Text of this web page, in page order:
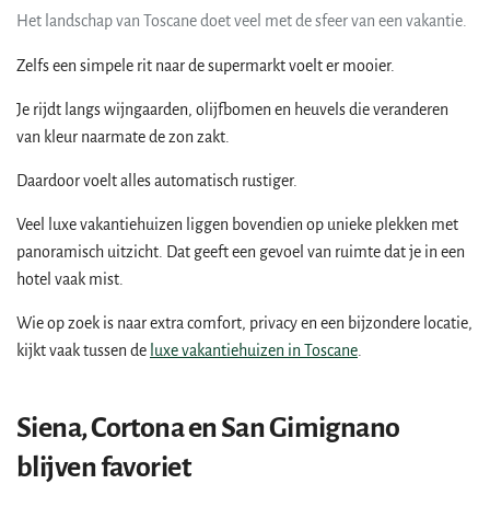
Het landschap van Toscane doet veel met de sfeer van een vakantie.
Zelfs een simpele rit naar de supermarkt voelt er mooier.
Je rijdt langs wijngaarden, olijfbomen en heuvels die veranderen
van kleur naarmate de zon zakt.
Daardoor voelt alles automatisch rustiger.
Veel luxe vakantiehuizen liggen bovendien op unieke plekken met
panoramisch uitzicht. Dat geeft een gevoel van ruimte dat je in een
hotel vaak mist.
Wie op zoek is naar extra comfort, privacy en een bijzondere locatie,
kijkt vaak tussen de luxe vakantiehuizen in Toscane
Siena, Cortona en San Gimignano
blijven favoriet